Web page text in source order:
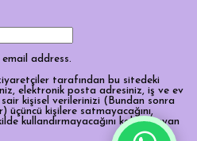
address.
tarafından bu sitedeki
elektronik posta adresiniz, iş ve ev
kişisel verilerinizi (Bundan sonra
üçüncü kişilere satmayacağını,
kullandırmayacağını kabul, beyan